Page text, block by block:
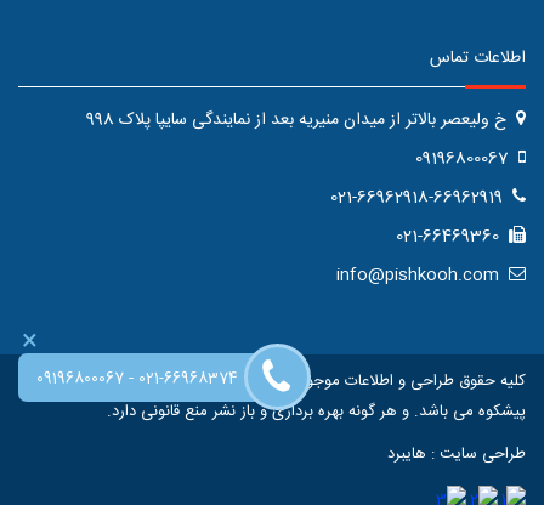
اطلاعات تماس
خ ولیعصر بالاتر از میدان منیریه بعد از نمایندگی سایپا پلاک 998
کلیه حقوق طراحی و اطلاعات موجود در این سایت متعلق به فروشگاه اینترنتی
پیشکوه می باشد. و هر گونه بهره برداری و باز نشر منع قانونی دارد.
طراحی سایت: هایبرد
×
09196800067- 021-66968374